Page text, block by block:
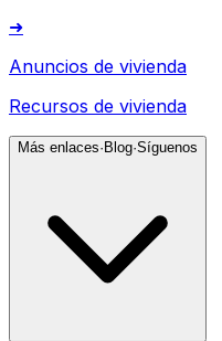
➜
Anuncios de vivienda
Recursos de vivienda
Más enlaces· Blog·Síguenos